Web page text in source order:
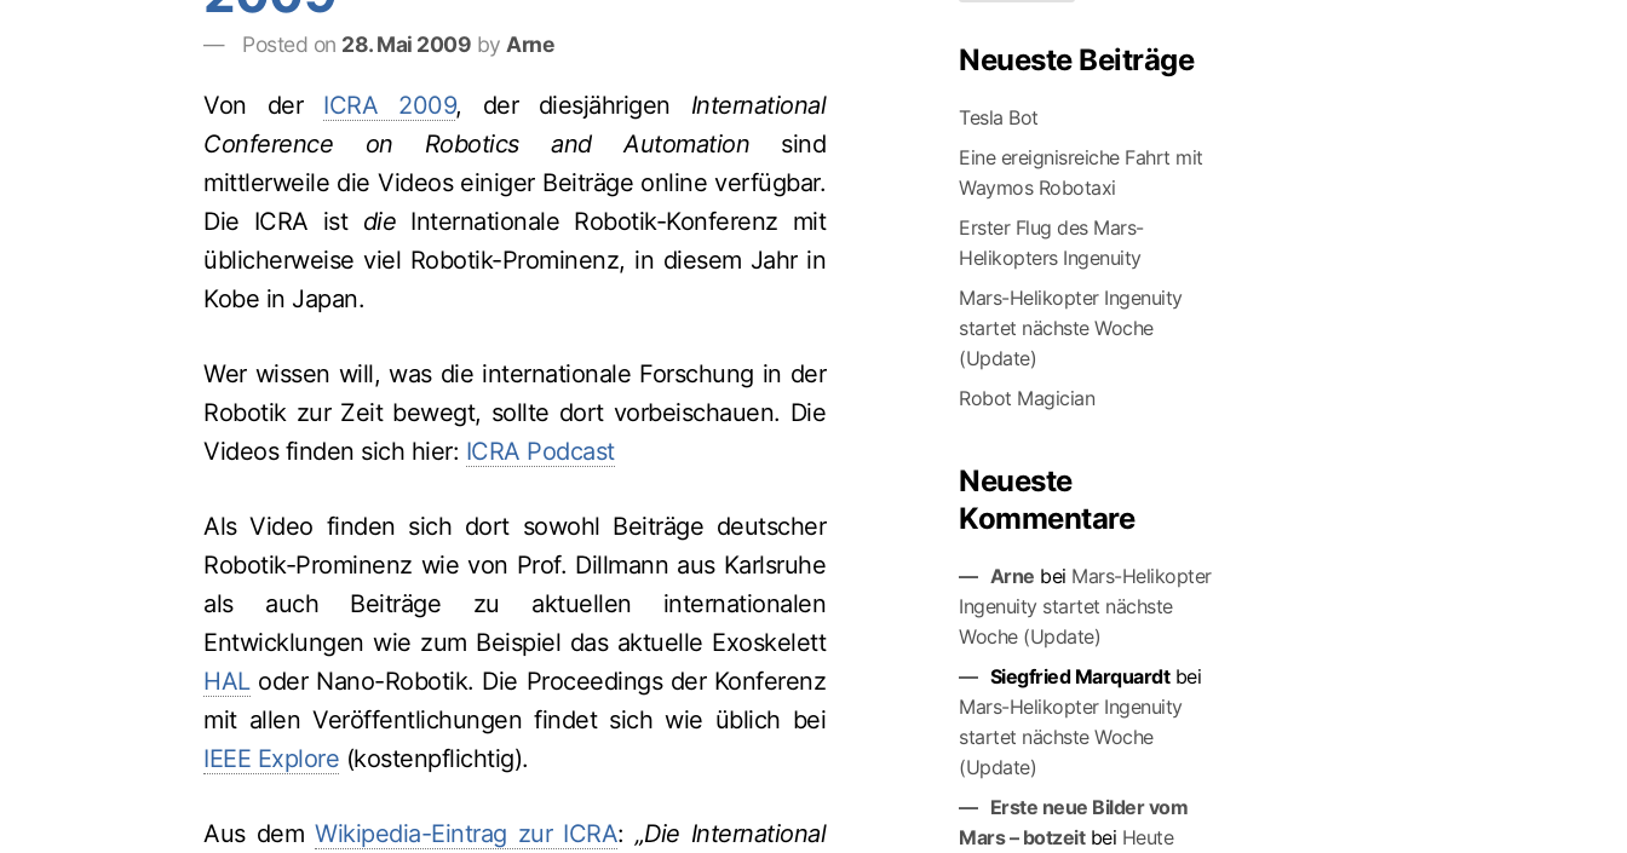
Posted on 28. Mai 2009 by Arne
Von der ICRA 2009, der diesjährigen International
Conference on Robotics and Automation sind
mittlerweile die Videos einiger Beiträge online verfügbar.
Die ICRA ist die Internationale Robotik-Konferenz mit
üblicherweise viel Robotik-Prominenz, in diesem Jahr in
Kobe in Japan.
Wer wissen will, was die internationale Forschung in der
Robotik zur Zeit bewegt, sollte dort vorbeischauen. Die
Videos finden sich hier: ICRA Podcast
Als Video finden sich dort sowohl Beiträge deutscher
Robotik-Prominenz wie von Prof. Dillmann aus Karlsruhe
als auch Beiträge zu aktuellen internationalen
Entwicklungen wie zum Beispiel das aktuelle Exoskelett
HALoder Nano-Robotik. Die Proceedings der Konferenz
mit allen Veröffentlichungen findet sich wie üblich bei
IEEE Explore (kostenpflichtig).
Aus demWikipedia-Eintrag zur ICRA: „Die International
Neueste Beiträge
Tesla Bot
Eine ereignisreiche Fahrt mit
Waymos Robotaxi
Erster Flug des Mars-
Helikopters Ingenuity
Mars-Helikopter Ingenuity
startet nächste Woche
(Update)
Robot Magician
Neueste
Kommentare
Arne bei Mars-Helikopter
Ingenuity startet nächste
Woche (Update)
Siegfried Marquardtbei
Mars-Helikopter Ingenuity
startet nächste Woche
(Update)
Erste neue Bilder vom
Mars – botzeitbei Heute